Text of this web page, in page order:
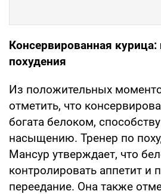
Консервированная курица:
похудения
Из положительных
отметить, что
богата белоком,
насыщению. Тренер по
Мансур утверждает, что
контролировать аппетит и
переедание. Она также